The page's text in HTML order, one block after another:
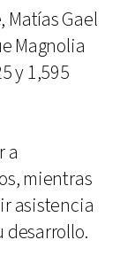
Gael
Magnolia
y 1,595
a
mientras
asistencia
desarrollo.